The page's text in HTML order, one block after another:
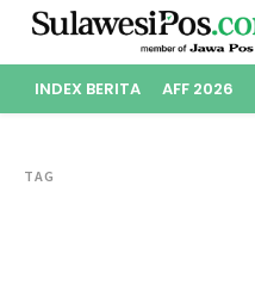
INDEX BERITA AFF 2026
TAG